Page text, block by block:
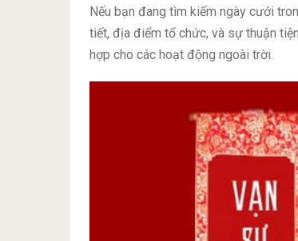
Nếu bạn đang tìm kiếm ngày cưới
tiết, địa điểm tổ chức, và sự thuận
hợp cho các hoạt động ngoài trời.